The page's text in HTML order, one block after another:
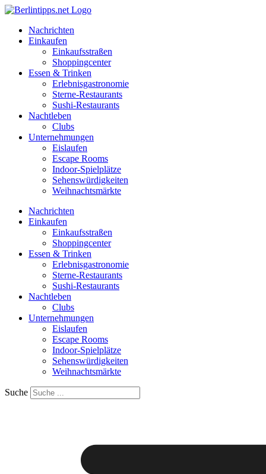
Zum
springenNachrichten
Einkaufen
Einkaufsstraßen
Shoppingcenter
Essen & Trinken
Erlebnisgastronomie
Sterne-Restaurants
Sushi-Restaurants
Nachtleben
Clubs
Unternehmungen
Eislaufen
Escape Rooms
Indoor-Spielplätze
Sehenswürdigkeiten
Weihnachtsmärkte
Nachrichten
Einkaufen
Einkaufsstraßen
Shoppingcenter
Essen & Trinken
Erlebnisgastronomie
Sterne-Restaurants
Sushi-Restaurants
Nachtleben
Clubs
Unternehmungen
Eislaufen
Escape Rooms
Indoor-Spielplätze
Sehenswürdigkeiten
Weihnachtsmärkte
Suche